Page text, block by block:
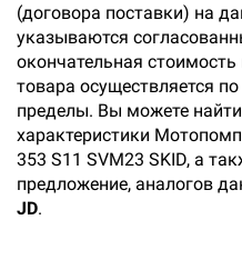
(договора поставки) на
указываются
окончательная
товара осуществляется
пределы. Вы можете
характеристики
353 S11 SVM23 SKID, а
предложение, аналогов
JD.